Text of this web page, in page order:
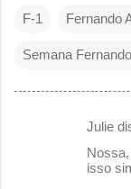
F-1 Fernando
Semana
Julie
isso